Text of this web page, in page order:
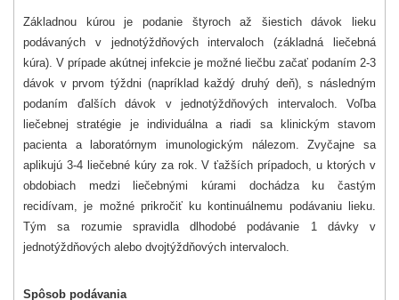
Základnou kúrou je podanie štyroch až šiestich dávok lieku
podávaných v jednotýždňových intervaloch (základná liečebná
kúra). V prípade akútnej infekcie je možné liečbu začať podaním 2-3
dávok v prvom týždni (napríklad každý druhý deň), s následným
podaním ďalších dávok v jednotýždňových intervaloch. Voľba
liečebnej stratégie je individuálna a riadi sa klinickým stavom
pacienta a laboratórnym imunologickým nálezom. Zvyčajne sa
aplikujú 3-4 liečebné kúry za rok. V ťažších prípadoch, u ktorých v
obdobiach medzi liečebnými kúrami dochádza ku častým
recidívam, je možné prikročiť ku kontinuálnemu podávaniu lieku.
Tým sa rozumie spravidla dlhodobé podávanie 1 dávky v
jednotýždňových alebo dvojtýždňových intervaloch.
Spôsob podávania